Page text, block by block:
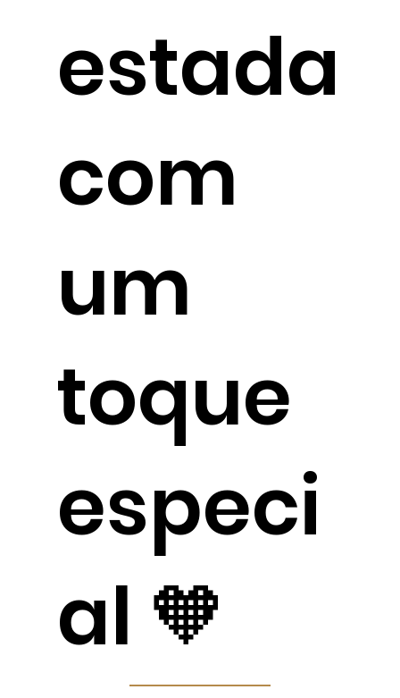
estada
com
um
toque
especi
al 🧡